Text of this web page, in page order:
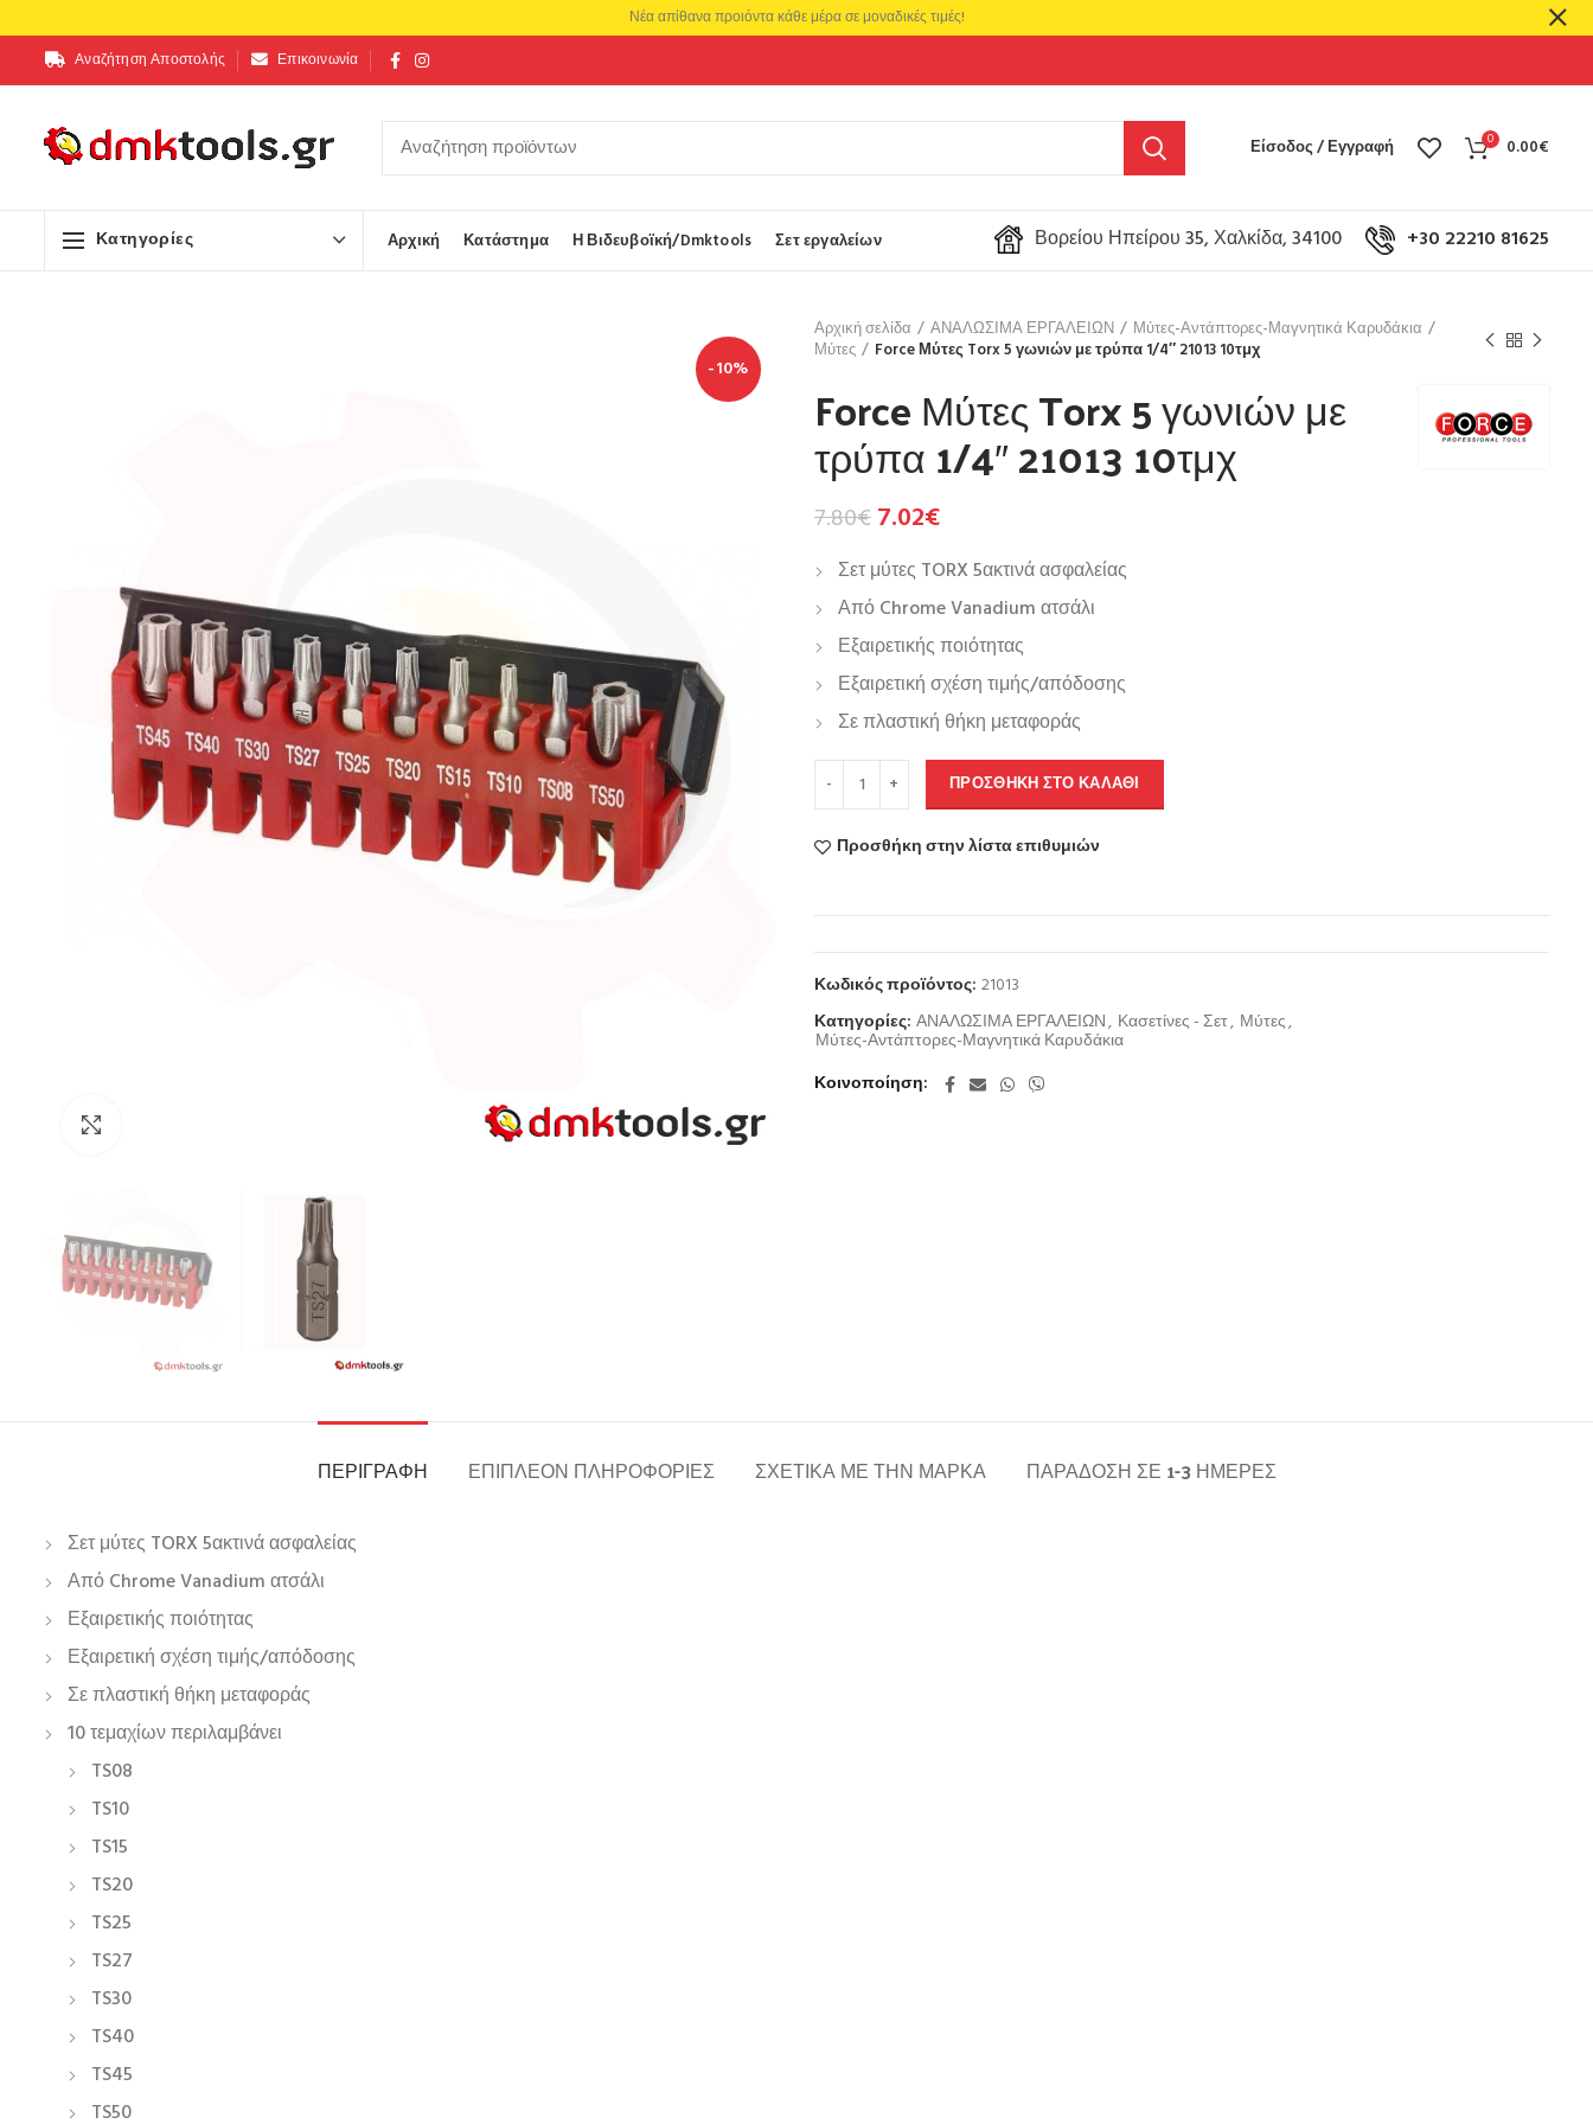
Αναζήτηση Αποστολής Επικοινωνία
Είσοδος / Εγγραφή 0 0.00€
Κατηγορίες Αρχική Κατάστημα Η Βιδευβοϊκή/Dmktools Σετ εργαλείων Βορείου Ηπείρου 35, Χαλκίδα, 34100 +30 22210 81625
-10%
Αρχική σελίδα ΑΝΑΛΩΣΙΜΑ ΕΡΓΑΛΕΙΩΝ
Μύτες-Αντάπτορες-Μαγνητικά Καρυδάκια
Μύτες
Force Μύτες Torx 5 γωνιών με τρύπα 1/4″ 21013 10τμχ
Force Μύτες Torx 5 γωνιών με
τρύπα 1/4″ 21013 10τμχ
7.80€7.02€
Σετ μύτες TORX 5ακτινά ασφαλείας
Από Chrome Vanadium ατσάλι
Εξαιρετικής ποιότητας
Εξαιρετική σχέση τιμής/απόδοσης
Σε πλαστική θήκη μεταφοράς
ΠΡΟΣΘΉΚΗ ΣΤΟ ΚΑΛΆΘΙ
Προσθήκη στην λίστα επιθυμιών
Κωδικός προϊόντος: 21013
Κατηγορίες: ΑΝΑΛΩΣΙΜΑ ΕΡΓΑΛΕΙΩΝ, Κασετίνες - Σετ, Μύτες,
Μύτες-Αντάπτορες-Μαγνητικά Καρυδάκια
Κοινοποίηση
ΠΕΡΙΓΡΑΦΉ ΕΠΙΠΛΈΟΝ ΠΛΗΡΟΦΟΡΊΕΣ ΣΧΕΤΙΚΆ ΜΕ ΤΗΝ ΜΆΡΚΑ ΠΑΡΆΔΟΣΗ ΣΕ 1-3 ΗΜΈΡΕΣ
Σετ μύτες TORX 5ακτινά ασφαλείας
Από Chrome Vanadium ατσάλι
Εξαιρετικής ποιότητας
Εξαιρετική σχέση τιμής/απόδοσης
Σε πλαστική θήκη μεταφοράς
10 τεμαχίων περιλαμβάνει
TS08
TS10
TS15
TS20
TS25
TS27
TS30
TS40
TS45
TS50
Νέα απίθανα προιόντα κάθε μέρα σε μοναδικές τιμές!